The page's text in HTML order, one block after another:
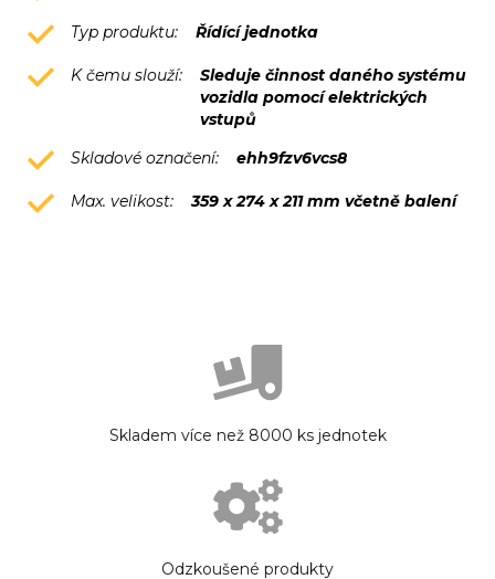
Typ produktu: Řídící jednotka
K čemu slouží:
Sleduje činnost daného systému
vozidla pomocí elektrických
vstupů
Skladové označení:
ehh9fzv6vcs8
Max. velikost: 359 x 274 x 211 mm včetně balení
Skladem více než 8000 ks jednotek
Odzkoušené produkty